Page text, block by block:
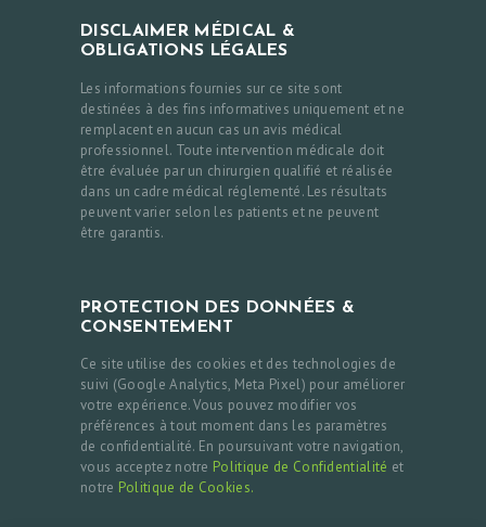
DISCLAIMER MÉDICAL &
OBLIGATIONS LÉGALES
Les informations fournies sur ce site sont
destinées à des fins informatives uniquement et ne
remplacent en aucun cas un avis médical
professionnel. Toute intervention médicale doit
être évaluée par un chirurgien qualifié et réalisée
dans un cadre médical réglementé. Les résultats
peuvent varier selon les patients et ne peuvent
être garantis.
PROTECTION DES DONNÉES &
CONSENTEMENT
Ce site utilise des cookies et des technologies de
suivi (Google Analytics, Meta Pixel) pour améliorer
votre expérience. Vous pouvez modifier vos
préférences à tout moment dans les paramètres
de confidentialité. En poursuivant votre navigation,
vous acceptez notre Politique de Confidentialité et
notre Politique de Cookies.